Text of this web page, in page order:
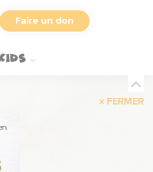
Faire un don
FERMER